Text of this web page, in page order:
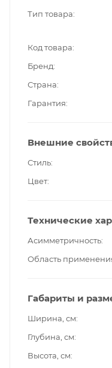
Тип товара
Код товара
Бренд
Страна
Гарантия
Внешние
Стиль
Цвет
Технические
Асимметричность
Область
Габариты и
Ширина, см
Глубина, см
Высота, см